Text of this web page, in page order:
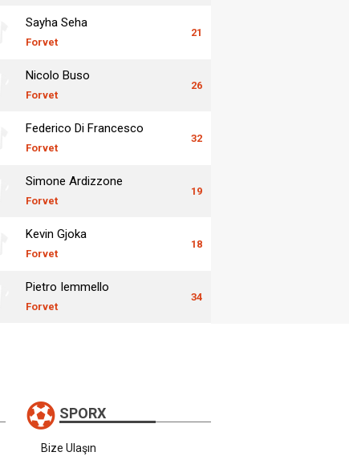
Sayha Seha
Forvet
21
Nicolo Buso
Forvet
26
Federico Di Francesco
Forvet
32
Simone Ardizzone
Forvet
19
Kevin Gjoka
Forvet
18
Pietro Iemmello
Forvet
34
SPORX
Bize Ulaşın